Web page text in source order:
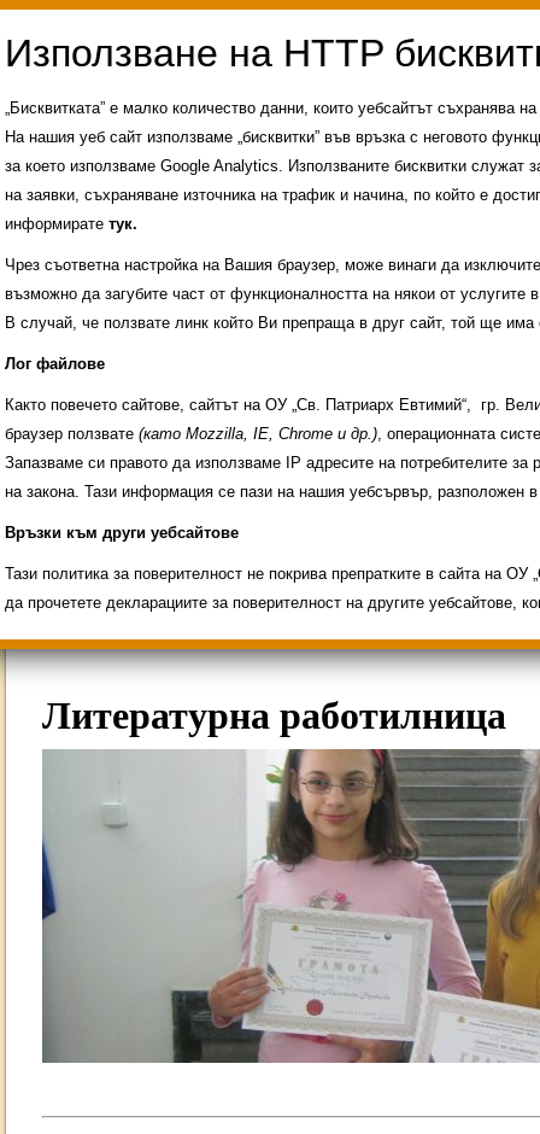
Свободни места за ученици
ИНОВАЦИЯ 2026
Олимпиади 2025/2026
Литературна работилница
„Бисквитката” е малко количество данни, които уебсайтът съхранява
На нашия уеб сайт използваме „бисквитки” във връзка с неговото
за което използваме Google Analytics. Използваните бисквитки служат
на заявки, съхраняване източника на трафик и начина, по който е
информирате тук.
Чрез съответна настройка на Вашия браузер, може винаги да
възможно да загубите част от функционалността на някои от услугите
В случай, че ползвате линк който Ви препраща в друг сайт, той ще има
Лог файлове
Както повечето сайтове, сайтът на ОУ „Св. Патриарх Евтимий“, гр.
браузер ползвате (като Mozzilla, IE, Chrome и др.), операционната
Запазваме си правото да използваме IP адресите на потребителите
на закона. Тази информация се пази на нашия уебсървър,
Връзки към други уебсайтове
Тази политика за поверителност не покрива препратките в сайта на
да прочетете декларациите за поверителност на другите уебсайтове,